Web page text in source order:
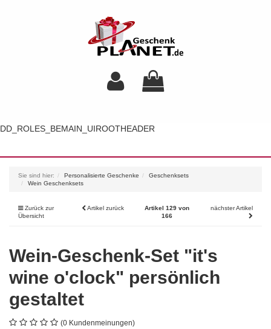
DD_ROLES_BEMAIN_UIROOTHEADER
Sie sind hier: Personalisierte Geschenke
Geschenksets
Wein Geschenksets
Zurück zur
Übersicht
Artikel zurück
Artikel 129 von
166
nächster Artikel
Wein-Geschenk-Set "it's
wine o'clock" persönlich
gestaltet
(0 Kundenmeinungen)